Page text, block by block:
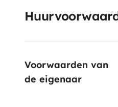
Voorwaarden van
de eigenaar